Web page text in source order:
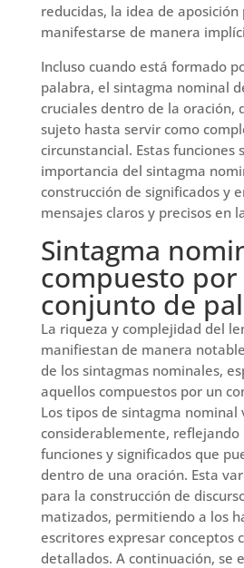
reducidas, la idea de aposición
manifestarse de manera
Incluso cuando está formado
palabra, el sintagma nominal
cruciales dentro de la oración,
sujeto hasta servir como
circunstancial. Estas funciones
importancia del sintagma
construcción de significados y
mensajes claros y precisos en
Sintagma
compuesto
conjunto de
La riqueza y complejidad del
manifiestan de manera
de los sintagmas nominales,
aquellos compuestos por un
Los tipos de sintagma nominal
considerablemente, reflejando
funciones y significados que
dentro de una oración. Esta
para la construcción de
matizados, permitiendo a los
escritores expresar conceptos
detallados. A continuación, se